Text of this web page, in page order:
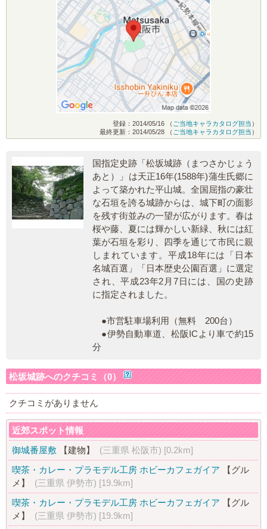
登録：2014/05/16 （ ご当地キャラカタログ担当 ）
最終更新：2014/05/28 （ ご当地キャラカタログ担当 ）
国指定史跡「松坂城跡（まつさかじょう
あと）」は天正16年(1588年)蒲生氏郷に
よって築かれた平山城。全国屈指の豪壮
な石垣を誇る城跡からは、城下町の面影
を残す街並みの一望が広がります。春は
桜や藤、夏には輝かしい新緑、秋には紅
葉が石垣を彩り、四季を通じて市民に親
しまれています。平成18年には「日本
名城百選」「日本歴史公園百選」に選定
され、平成23年2月7日には、国の史跡
に指定されました。
●市営駐車場利用（無料 200台）
●伊勢自動車道、松阪ICより車で約15
分
松坂城跡へのクチコミ（0）
クチコミがありません
近郊スポット情報
御城番屋敷
【建物】 (三重県 松阪市) [0.2km]
喫茶・カレー・プラモデル工房 ホビーカフェガイア
【グル
メ】
(三重県 伊勢市) [19.9km]
喫茶・カレー・プラモデル工房 ホビーカフェガイア
【グル
メ】
(三重県 伊勢市) [19.9km]